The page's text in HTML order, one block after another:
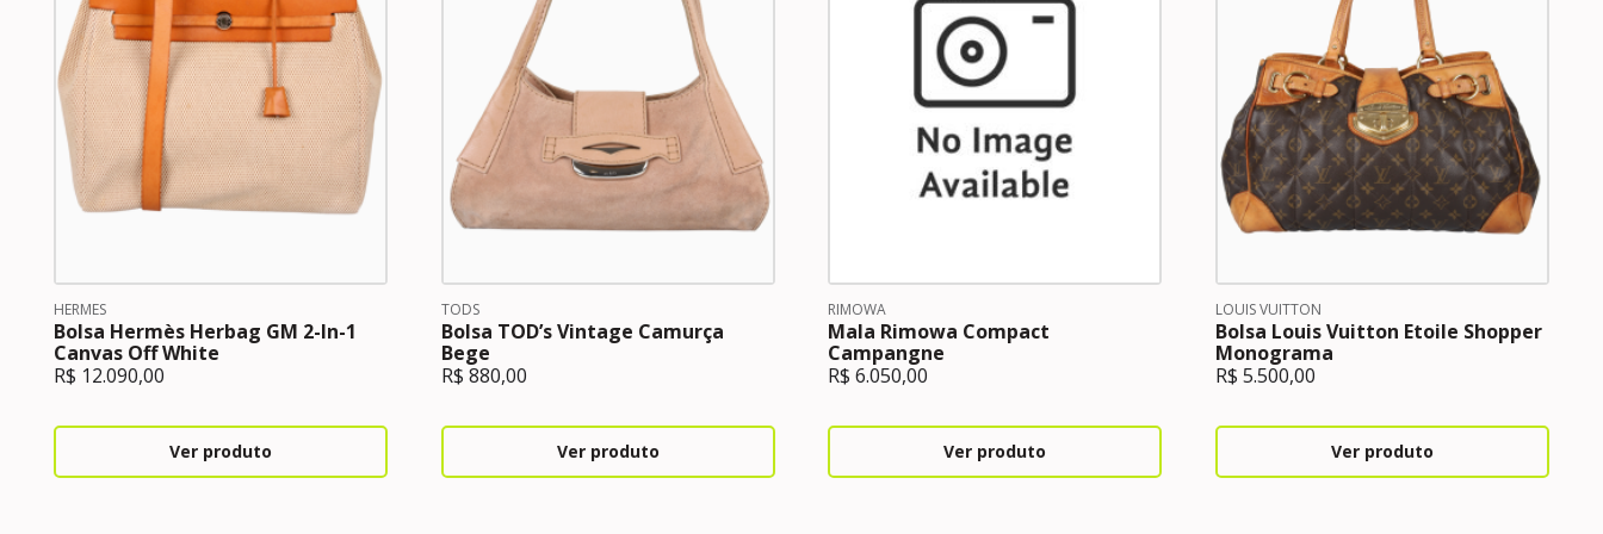
HERMES
Bolsa Hermès Herbag GM 2-In-1
Canvas Off White
R$ 12.090,00
Ver produto
TODS
Bolsa TOD’s Vintage Camurça
Bege
R$ 880,00
Ver produto
RIMOWA
Mala Rimowa Compact
Campangne
R$ 6.050,00
Ver produto
LOUIS VUITTON
Bolsa Louis Vuitton Etoile Shopper
Monograma
R$ 5.500,00
Ver produto